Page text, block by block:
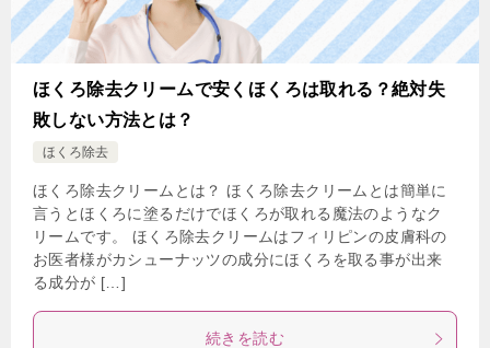
ほくろ除去クリームで安くほくろは取れる？絶対失
敗しない方法とは？
ほくろ除去
ほくろ除去クリームとは？ ほくろ除去クリームとは簡単に
言うとほくろに塗るだけでほくろが取れる魔法のようなク
リームです。 ほくろ除去クリームはフィリピンの皮膚科の
お医者様がカシューナッツの成分にほくろを取る事が出来
る成分が […]
続きを読む